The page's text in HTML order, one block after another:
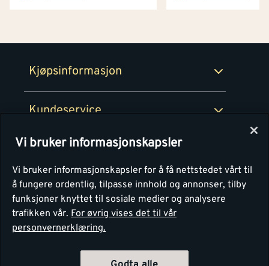
Kjøpsinformasjon
Retur- og angrerettsskjema
Kundeservice
Montér
Personvern
Vi bruker informasjonskapsler
Vi bruker informasjonskapsler for å få nettstedet vårt til
å fungere ordentlig, tilpasse innhold og annonser, tilby
funksjoner knyttet til sosiale medier og analysere
trafikken vår. For øvrig vises det til vår
personvernerklæring.